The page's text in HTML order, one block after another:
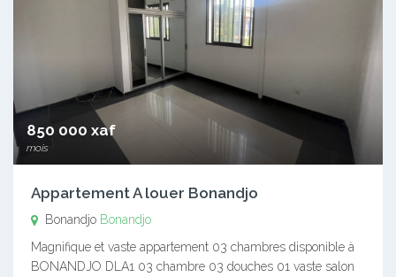
850 000 xaf
mois
Appartement A louer Bonandjo
Bonandjo Bonandjo
Magnifique et vaste appartement 03 chambres disponible à
BONANDJO DLA1 03 chambre 03 douches 01 vaste salon